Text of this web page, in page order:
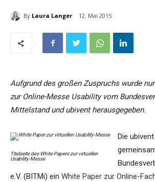
By Laura Langer 12. Mai 2015
Aufgrund des großen Zuspruchs wurde
zur Online-Messe Usability vom
Mittelstand und ubivent herausgegeben.
Titelseite des White Papers zur virtuellen
Usability-Messe
Die
e.V. (BITMi) ein White Paper zur Online-